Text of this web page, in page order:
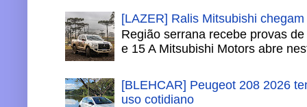
[LAZER] Ralis Mitsubishi
Região serrana recebe provas
e 15 A Mitsubishi Motors abre
[BLEHCAR] Peugeot 208 2026
uso cotidiano